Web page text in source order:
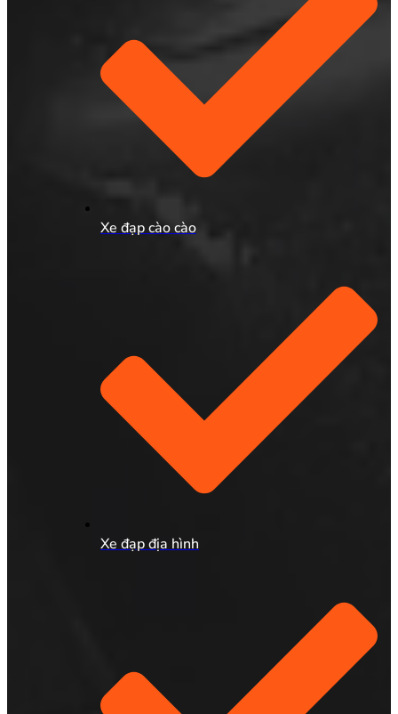
Xe đạp cào cào
Xe đạp địa hình